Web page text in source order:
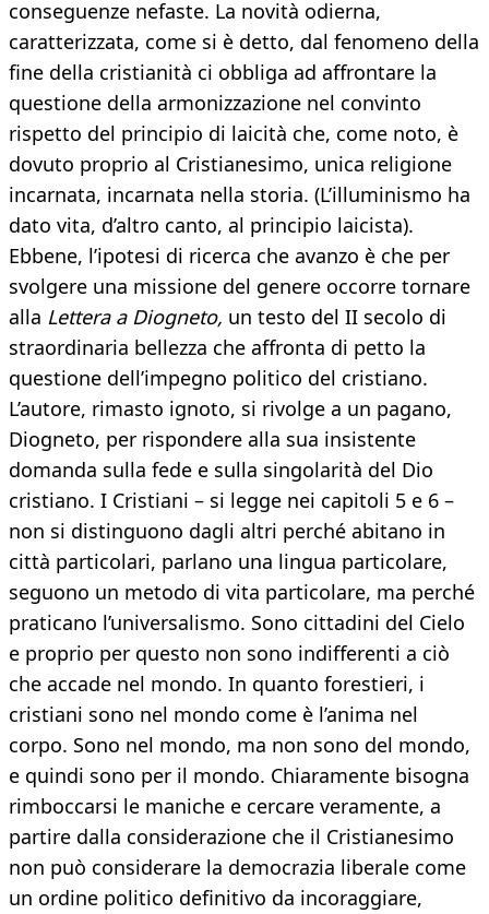
conseguenze nefaste. La novità odierna,
caratterizzata, come si è detto, dal fenomeno della
fine della cristianità ci obbliga ad affrontare la
questione della armonizzazione nel convinto
rispetto del principio di laicità che, come noto, è
dovuto proprio al Cristianesimo, unica religione
incarnata, incarnata nella storia. (L’illuminismo ha
dato vita, d’altro canto, al principio laicista).
Ebbene, l’ipotesi di ricerca che avanzo è che per
svolgere una missione del genere occorre tornare
alla Lettera a Diogneto, un testo del II secolo di
straordinaria bellezza che affronta di petto la
questione dell’impegno politico del cristiano.
L’autore, rimasto ignoto, si rivolge a un pagano,
Diogneto, per rispondere alla sua insistente
domanda sulla fede e sulla singolarità del Dio
cristiano. I Cristiani – si legge nei capitoli 5 e 6 –
non si distinguono dagli altri perché abitano in
città particolari, parlano una lingua particolare,
seguono un metodo di vita particolare, ma perché
praticano l’universalismo. Sono cittadini del Cielo
e proprio per questo non sono indifferenti a ciò
che accade nel mondo. In quanto forestieri, i
cristiani sono nel mondo come è l’anima nel
corpo. Sono nel mondo, ma non sono del mondo,
e quindi sono per il mondo. Chiaramente bisogna
rimboccarsi le maniche e cercare veramente, a
partire dalla considerazione che il Cristianesimo
non può considerare la democrazia liberale come
un ordine politico definitivo da incoraggiare,